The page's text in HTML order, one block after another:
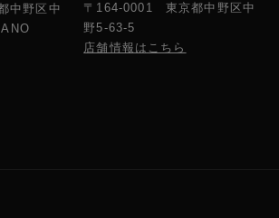
オミニミニジャック
中野区中
〒164-0001 東京都中野区中
野5-63-5
店舗情報はこちら